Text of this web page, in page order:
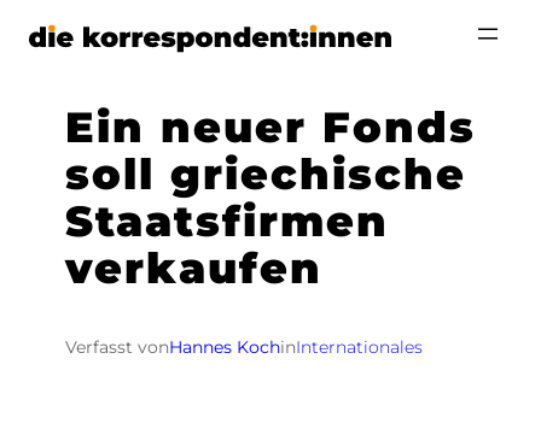
Zum
Ein neuer Fonds
soll griechische
Staatsfirmen
verkaufen
Verfasst vonHannes KochinInternationales